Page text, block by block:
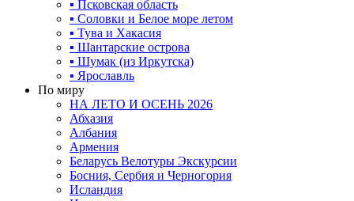
▪ Псковская область
▪ Соловки и Белое море летом
▪ Тува и Хакасия
▪ Шантарские острова
▪ Шумак (из Иркутска)
▪ Ярославль
По миру
НА ЛЕТО И ОСЕНЬ 2026
Абхазия
Албания
Армения
Беларусь Велотуры Экскурсии
Босния, Сербия и Черногория
Исландия